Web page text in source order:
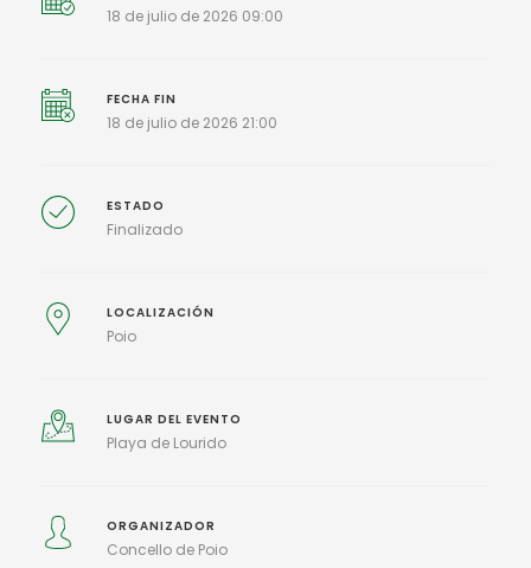
18 de julio de 2026 09:00
FECHA FIN
18 de julio de 2026 21:00
ESTADO
Finalizado
LOCALIZACIÓN
Poio
LUGAR DEL EVENTO
Playa de Lourido
ORGANIZADOR
Concello de Poio